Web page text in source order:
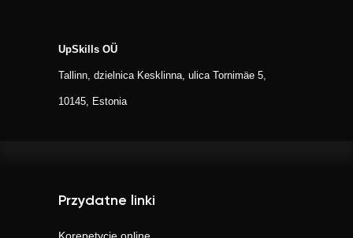
UpSkills OÜ
Tallinn, dzielnica Kesklinna, ulica Tornimäe 5,
10145, Estonia
Przydatne linki